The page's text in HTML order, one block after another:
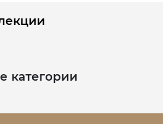
категории